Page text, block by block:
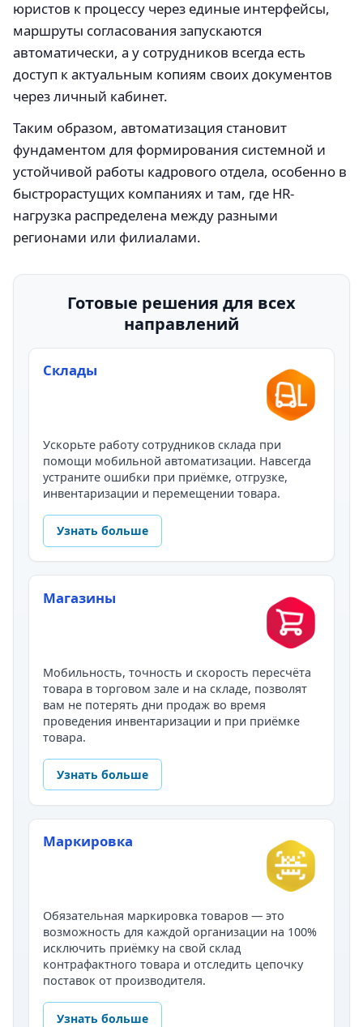
юристов к процессу через единые интерфейсы,
маршруты согласования запускаются
автоматически, а у сотрудников всегда есть
доступ к актуальным копиям своих документов
через личный кабинет.
Таким образом, автоматизация становит
фундаментом для формирования системной и
устойчивой работы кадрового отдела, особенно в
быстрорастущих компаниях и там, где HR-
нагрузка распределена между разными
регионами или филиалами.
Готовые решения для всех
направлений
Склады
Ускорьте работу сотрудников склада при
помощи мобильной автоматизации. Навсегда
устраните ошибки при приёмке, отгрузке,
инвентаризации и перемещении товара.
Узнать больше
Магазины
Мобильность, точность и скорость пересчёта
товара в торговом зале и на складе, позволят
вам не потерять дни продаж во время
проведения инвентаризации и при приёмке
товара.
Узнать больше
Маркировка
Обязательная маркировка товаров — это
возможность для каждой организации на 100%
исключить приёмку на свой склад
контрафактного товара и отследить цепочку
поставок от производителя.
Узнать больше